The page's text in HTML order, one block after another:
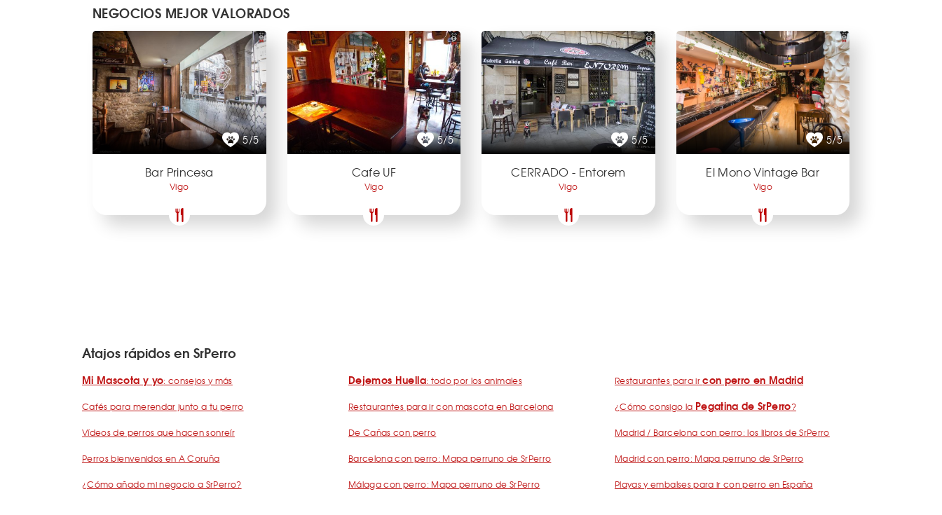
NEGOCIOS MEJOR VALORADOS
5/5
Bar Princesa
Vigo
5/5
Cafe UF
Vigo
5/5
CERRADO - Entorem
Vigo
5/5
El Mono Vintage Bar
Vigo
Atajos rápidos en SrPerro
Mi Mascota y yo: consejos y más
Cafés para merendar junto a tu perro
Vídeos de perros que hacen sonreír
Perros bienvenidos en A Coruña
¿Cómo añado mi negocio a SrPerro?
Dejemos Huella: todo por los animales
Restaurantes para ir con mascota en Barcelona
De Cañas con perro
Barcelona con perro: Mapa perruno de SrPerro
Málaga con perro: Mapa perruno de SrPerro
Restaurantes para ircon perro en Madrid
¿Cómo consigo la Pegatina de SrPerro?
Madrid / Barcelona con perro: los libros de SrPerro
Madrid con perro: Mapa perruno de SrPerro
Playas y embalses para ir con perro en España